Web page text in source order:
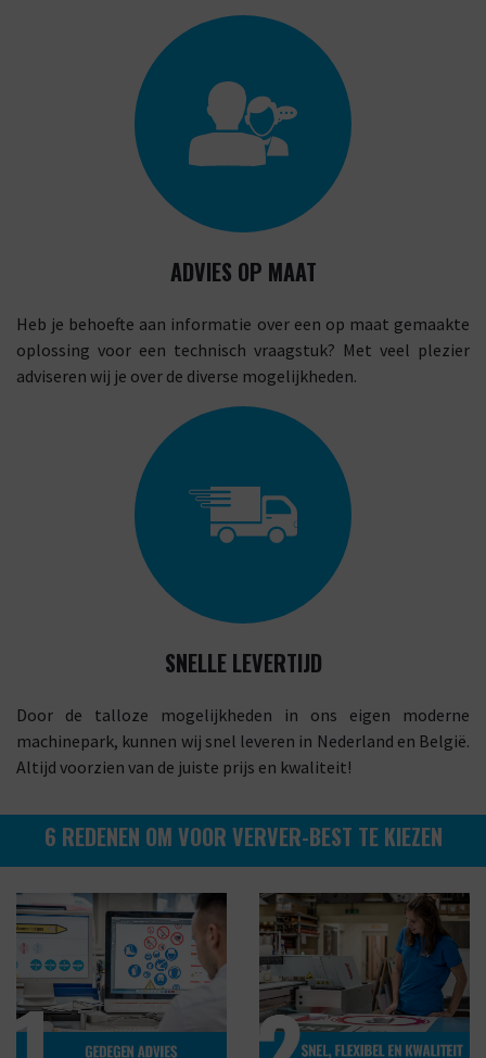
ADVIES OP MAAT
Heb je behoefte aan informatie over een op maat gemaakte
oplossing voor een technisch vraagstuk? Met veel plezier
adviseren wij je over de diverse mogelijkheden.
SNELLE LEVERTIJD
Door de talloze mogelijkheden in ons eigen moderne
machinepark, kunnen wij snel leveren in Nederland en België.
Altijd voorzien van de juiste prijs en kwaliteit!
6 REDENEN OM VOOR VERVER-BEST TE KIEZEN